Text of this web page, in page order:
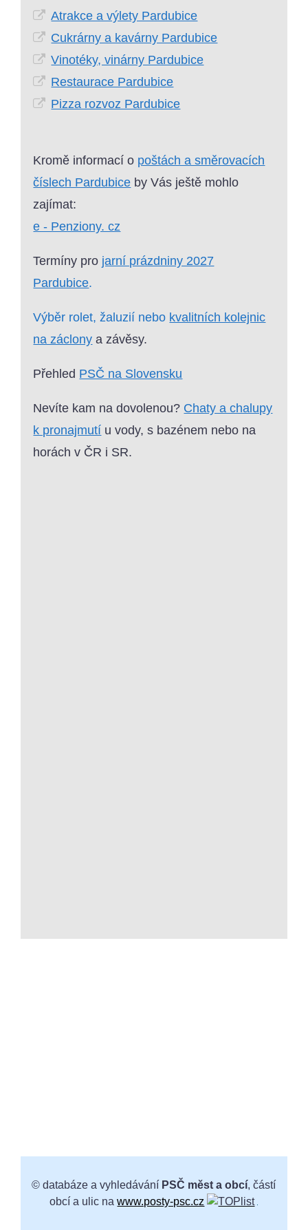
Atrakce a výlety Pardubice
Cukrárny a kavárny Pardubice
Vinotéky, vinárny Pardubice
Restaurace Pardubice
Pizza rozvoz Pardubice
Kromě informací o poštách a směrovacích
číslech Pardubice by Vás ještě mohlo
zajímat:
e - Penziony. cz
Termíny pro jarní prázdniny 2027
Pardubice.
Výběr rolet, žaluzií nebo kvalitních kolejnic
na záclony a závěsy.
Přehled PSČ na Slovensku
Nevíte kam na dovolenou? Chaty a chalupy
k pronajmutí u vody, s bazénem nebo na
horách v ČR i SR.
© databáze a vyhledávání PSČ měst a obcí, částí
obcí a ulic nawww.posty-psc.cz